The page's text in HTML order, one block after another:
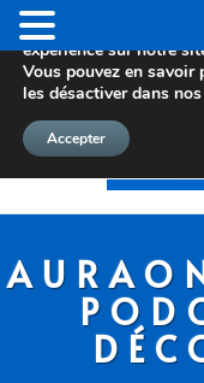
Nous utilisons des
expérience sur notre
Vous pouvez en
les désactiver dans nos
Accepter